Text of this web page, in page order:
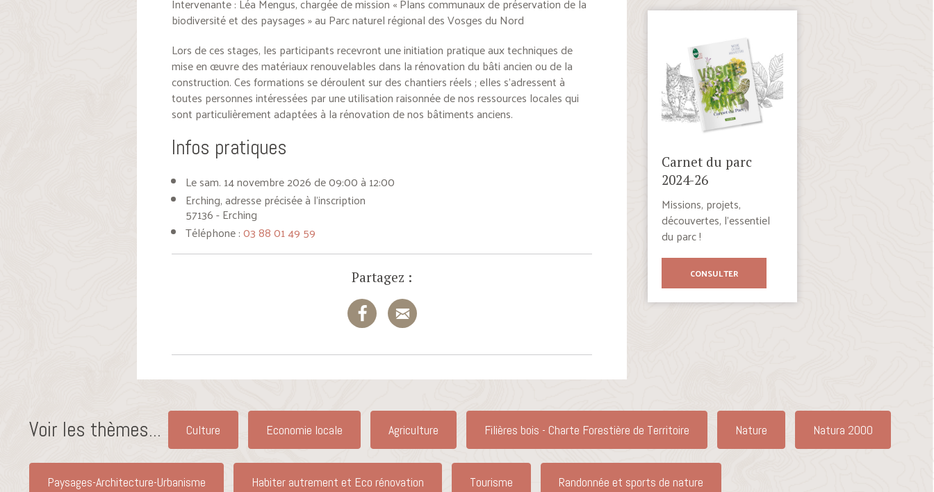
biodiversité et des paysages » au Parc naturel régional des Vosges du Nord
Lors de ces stages, les participants recevront une initiation pratique aux techniques de
mise en œuvre des matériaux renouvelables dans la rénovation du bâti ancien ou de la
construction. Ces formations se déroulent sur des chantiers réels ; elles s’adressent à
toutes personnes intéressées par une utilisation raisonnée de nos ressources locales qui
sont particulièrement adaptées à la rénovation de nos bâtiments anciens.
Infos pratiques
Le sam. 14 novembre 2026 de 09:00 à 12:00
Erching, adresse précisée à l'inscription
57136 - Erching
Téléphone :03 88 01 49 59
Partagez :
Carnet du parc
2024-26
Missions, projets,
découvertes, l’essentiel
du parc !
CONSULTER
Voir les thèmes... Culture Economie locale Agriculture Filières bois - Charte Forestière de Territoire Nature Natura 2000
Paysages-Architecture-Urbanisme Habiter autrement et Eco rénovation Tourisme Randonnée et sports de nature